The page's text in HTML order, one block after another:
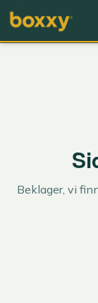
Hopp til innhold
Beklager, vi